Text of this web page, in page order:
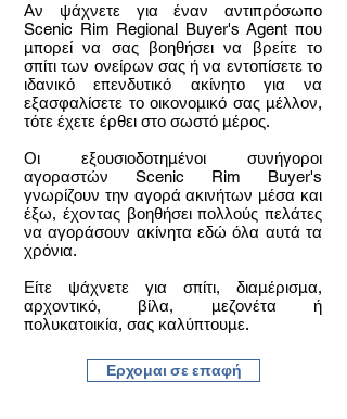
Αν ψάχνετε για έναν αντιπρόσωπο
Scenic Rim Regional Buyer's Agent που
μπορεί να σας βοηθήσει να βρείτε το
σπίτι των ονείρων σας ή να εντοπίσετε το
ιδανικό επενδυτικό ακίνητο για να
εξασφαλίσετε το οικονομικό σας μέλλον,
τότε έχετε έρθει στο σωστό μέρος.
Οι εξουσιοδοτημένοι συνήγοροι
αγοραστών Scenic Rim Buyer's
γνωρίζουν την αγορά ακινήτων μέσα και
έξω, έχοντας βοηθήσει πολλούς πελάτες
να αγοράσουν ακίνητα εδώ όλα αυτά τα
χρόνια.
Είτε ψάχνετε για σπίτι, διαμέρισμα,
αρχοντικό, βίλα, μεζονέτα ή
πολυκατοικία, σας καλύπτουμε.​
Ερχομαι σε επαφή